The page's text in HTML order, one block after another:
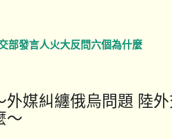
部發言人火大反問六個為什麼
外媒糾纏俄烏問題 陸
～